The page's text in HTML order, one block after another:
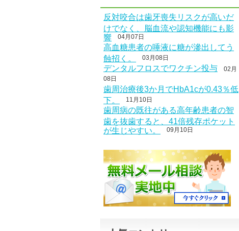
反対咬合は歯牙喪失リスクが高いだ
けでなく、脳血流や認知機能にも影
響 04月07日
高血糖患者の唾液に糖が滲出してう
蝕招く。 03月08日
デンタルフロスでワクチン投与 02月
08日
歯周治療後3か月でHbA1cが0.43％低
下。 11月10日
歯周病の既往がある高年齢患者の智
歯を抜歯すると、41倍残存ポケット
が生じやすい。
09月10日